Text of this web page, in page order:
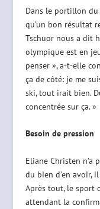
Dans le portillon du
qu’un bon résultat
Tschuor nous a dit
olympique est en
penser », a-t-elle
ça de côté: je me
ski, tout irait bien.
concentrée sur ça. »
Besoin de pression
Eliane Christen n’a
du bien d’en avoir,
Après tout, le sport
attendant la